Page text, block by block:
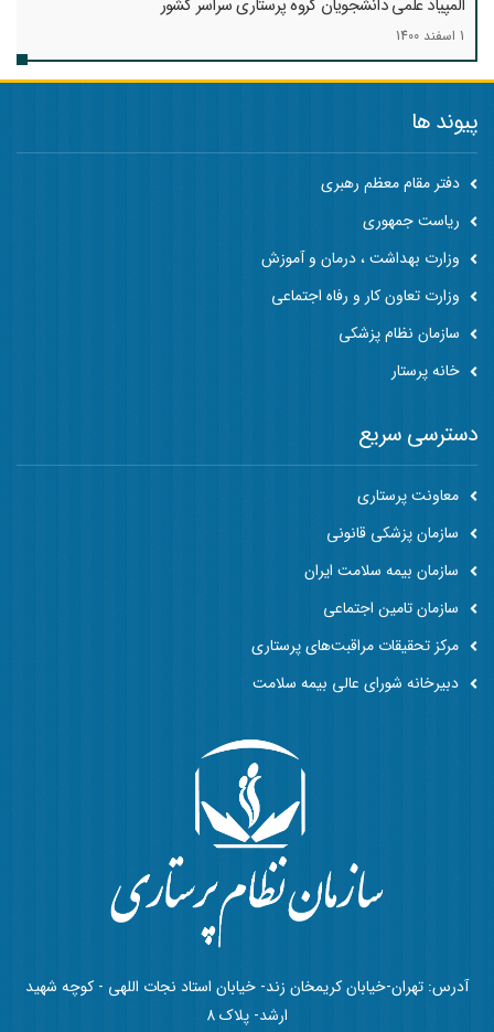
المپیاد علمی دانشجویان گروه پرستاری سراسر کشور
1 اسفند 1400
پیوند ها
دفتر مقام معظم رهبری
ریاست جمهوری
وزارت بهداشت ، درمان و آموزش
وزارت تعاون کار و رفاه اجتماعی
سازمان نظام پزشکی
خانه پرستار
آدرس: تهران-خیابان کریمخان زند- خیابان استاد نجات اللهی - کوچه شهید
ارشد- پلاک 8
دسترسی سریع
معاونت پرستاری
سازمان پزشکی قانونی
سازمان بیمه سلامت ایران
سازمان تامین اجتماعی
مرکز تحقیقات مراقبت‌های پرستاری
دبیرخانه شورای عالی بیمه سلامت